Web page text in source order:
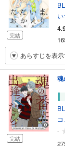
完結
あらすじを表
完結
魂
-